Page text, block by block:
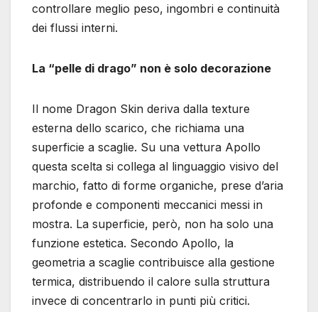
controllare meglio peso, ingombri e continuità
dei flussi interni.
La “pelle di drago” non è solo decorazione
Il nome Dragon Skin deriva dalla texture
esterna dello scarico, che richiama una
superficie a scaglie. Su una vettura Apollo
questa scelta si collega al linguaggio visivo del
marchio, fatto di forme organiche, prese d’aria
profonde e componenti meccanici messi in
mostra. La superficie, però, non ha solo una
funzione estetica. Secondo Apollo, la
geometria a scaglie contribuisce alla gestione
termica, distribuendo il calore sulla struttura
invece di concentrarlo in punti più critici.